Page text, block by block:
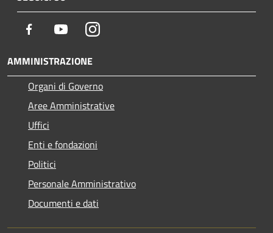
Facebook YoutubeInstagram
AMMINISTRAZIONE
Organi di Governo
Aree Amministrative
Uffici
Enti e fondazioni
Politici
Personale Amministrativo
Documenti e dati